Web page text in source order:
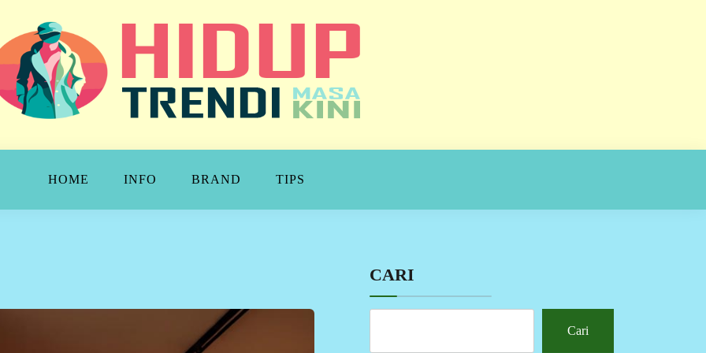
HOME INFO BRAND TIPS
CARI
Cari